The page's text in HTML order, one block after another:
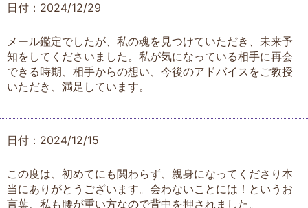
日付：2024/12/29
メール鑑定でしたが、私の魂を見つけていただき、未来予
知をしてくださいました。私が気になっている相手に再会
できる時期、相手からの想い、今後のアドバイスをご教授
いただき、満足しています。
日付：2024/12/15
この度は、初めてにも関わらず、親身になってくださり本
当にありがとうございます。会わないことには！というお
言葉、私も腰が重い方なので背中を押されました。